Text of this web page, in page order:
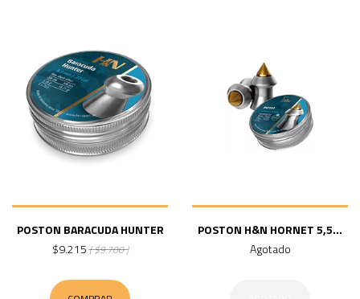
POSTON BARACUDA HUNTER
$9.215( $9.700 )
POSTON H&N HORNET 5,5...
Agotado